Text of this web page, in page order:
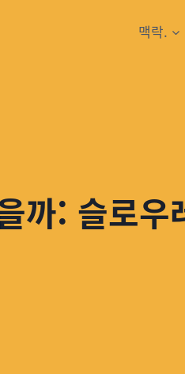
맥락.
까: 슬로